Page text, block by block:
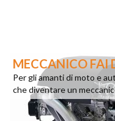
MECCANICO FAI
Per gli amanti di moto e
che diventare un